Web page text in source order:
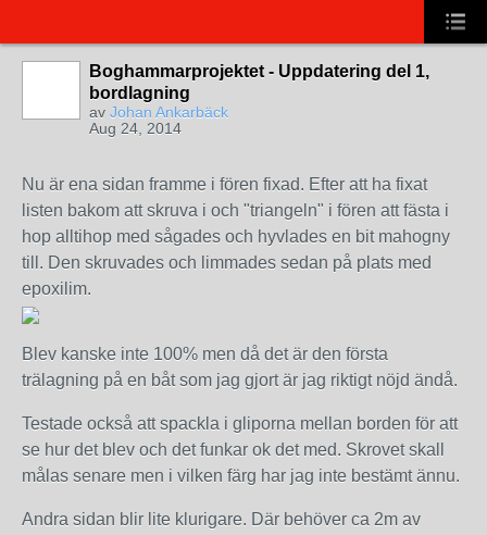
Boghammarprojektet - Uppdatering del 1,
bordlagning
av Johan Ankarbäck
Aug 24, 2014
Nu är ena sidan framme i fören fixad. Efter att ha fixat
listen bakom att skruva i och "triangeln" i fören att fästa i
hop alltihop med sågades och hyvlades en bit mahogny
till. Den skruvades och limmades sedan på plats med
epoxilim.
Blev kanske inte 100% men då det är den första
trälagning på en båt som jag gjort är jag riktigt nöjd ändå.
Testade också att spackla i gliporna mellan borden för att
se hur det blev och det funkar ok det med. Skrovet skall
målas senare men i vilken färg har jag inte bestämt ännu.
Andra sidan blir lite klurigare. Där behöver ca 2m av